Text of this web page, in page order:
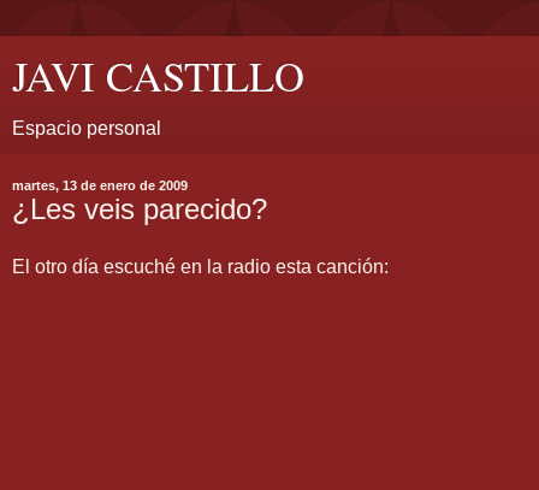
JAVI CASTILLO
Espacio personal
martes, 13 de enero de 2009
¿Les veis parecido?
El otro día escuché en la radio esta canción: